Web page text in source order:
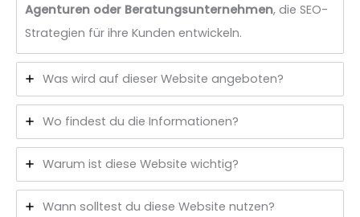
Agenturen oder Beratungsunternehmen, die SEO-
Strategien für ihre Kunden entwickeln.
Was wird auf dieser Website angeboten?
Wo findest du die Informationen?
Warum ist diese Website wichtig?
Wann solltest du diese Website nutzen?